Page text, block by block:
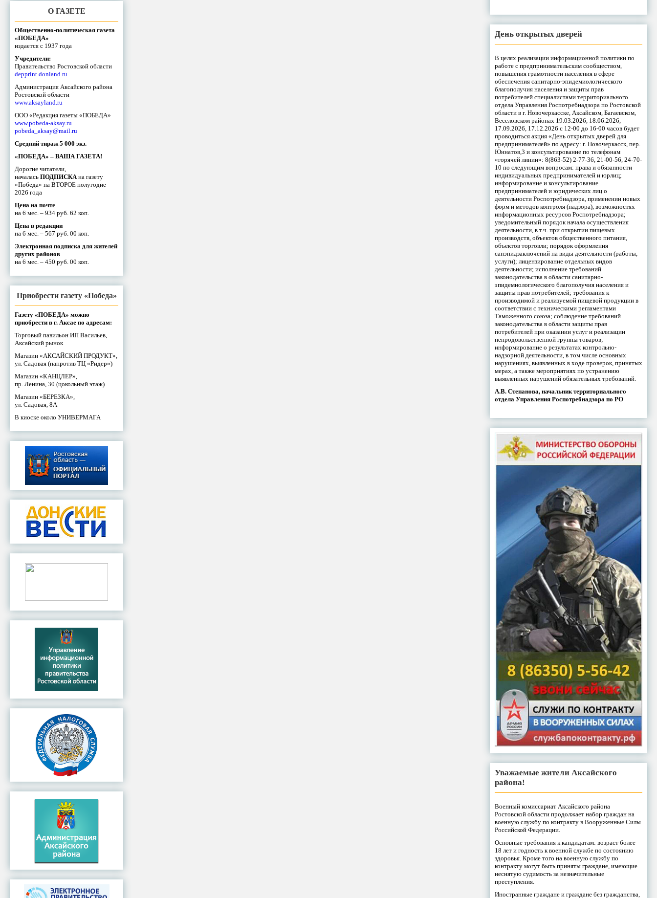
О ГАЗЕТЕ
Общественно-политическая газета
«ПОБЕДА»
издается с 1937 года
Учредители:
Правительство Ростовской области
depprint.donland.ru
Администрация Аксайского района
Ростовской области
www.aksayland.ru
ООО «Редакция газеты «ПОБЕДА»
www.pobeda-aksay.ru
pobeda_aksay@mail.ru
Средний тираж 5 000 экз.
«ПОБЕДА» – ВАША ГАЗЕТА!
Дорогие читатели,
началась ПОДПИСКАна газету
«Победа» на ВТОРОЕ полугодие
2026 года
Цена на почте
на 6 мес. – 934 руб. 62 коп.
Цена в редакции
на 6 мес. – 567 руб. 00 коп.
Электронная подписка для жителей
других районов
на 6 мес. – 450 руб. 00 коп.
Приобрести газету «Победа»
Газету «ПОБЕДА» можно
приобрести в г. Аксае по адресам:
Торговый павильон ИП Васильев,
Аксайский рынок
Магазин «АКСАЙСКИЙ ПРОДУКТ»,
ул. Садовая (напротив ТЦ «Ридер»)
Магазин «КАНЦЛЕР»,
пр. Ленина, 30 (цокольный этаж)
Магазин «БЕРЕЗКА»,
ул. Садовая, 8А
В киоске около УНИВЕРМАГА
День открытых дверей
В целях реализации информационной политики по
работе с предпринимательским сообществом,
повышения грамотности населения в сфере
обеспечения санитарно-эпидемиологического
благополучия населения и защиты прав
потребителей специалистами территориального
отдела Управления Роспотребнадзора по Ростовской
области в г. Новочеркасске, Аксайском, Багаевском,
Веселовском районах 19.03.2026, 18.06.2026,
17.09.2026, 17.12.2026 с 12-00 до 16-00 часов будет
проводиться акция «День открытых дверей для
предпринимателей» по адресу: г. Новочеркасск, пер.
Юннатов,3 и консультирование по телефонам
«горячей линии»: 8(863-52) 2-77-36, 21-00-56, 24-70-
10 по следующим вопросам: права и обязанности
индивидуальных предпринимателей и юрлиц;
информирование и консультирование
предпринимателей и юридических лиц о
деятельности Роспотребнадзора, применении новых
форм и методов контроля (надзора), возможностях
информационных ресурсов Роспотребнадзора;
уведомительный порядок начала осуществления
деятельности, в т.ч. при открытии пищевых
производств, объектов общественного питания,
объектов торговли; порядок оформления
санэпидзаключений на виды деятельности (работы,
услуги); лицензирование отдельных видов
деятельности; исполнение требований
законодательства в области санитарно-
эпидемиологического благополучия населения и
защиты прав потребителей; требования к
производимой и реализуемой пищевой продукции в
соответствии с техническими регламентами
Таможенного союза; соблюдение требований
законодательства в области защиты прав
потребителей при оказании услуг и реализации
непродовольственной группы товаров;
информирование о результатах контрольно-
надзорной деятельности, в том числе основных
нарушениях, выявленных в ходе проверок, принятых
мерах, а также мероприятиях по устранению
выявленных нарушений обязательных требований.
А.В. Степанова, начальник территориального
отдела Управления Роспотребнадзора по РО
Уважаемые жители Аксайского
района!
Военный комиссариат Аксайского района
Ростовской области продолжает набор граждан на
военную службу по контракту в Вооруженные Силы
Российской Федерации.
Основные требования к кандидатам: возраст более
18 лет и годность к военной службе по состоянию
здоровья. Кроме того на военную службу по
контракту могут быть приняты граждане, имеющие
неснятую судимость за незначительные
преступления.
Иностранные граждане и граждане без гражданства,